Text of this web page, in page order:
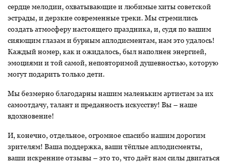
сердце мелодии, охватывающие и любимые хиты советской
эстрады, и дерзкие современные треки. Мы стремились
создать атмосферу настоящего праздника, и, судя по вашим
сияющим глазам и бурным аплодисментам, нам это удалось!
Каждый номер, как и ожидалось, был наполнен энергией,
эмоциями и той самой, неповторимой душевностью, которую
могут подарить только дети.
Мы безмерно благодарны нашим маленьким артистам за их
самоотдачу, талант и преданность искусству! Вы – наше
вдохновение!
И, конечно, отдельное, огромное спасибо нашим дорогим
зрителям! Ваша поддержка, ваши тёплые аплодисменты,
ваши искренние отзывы – это то, что даёт нам силы двигаться